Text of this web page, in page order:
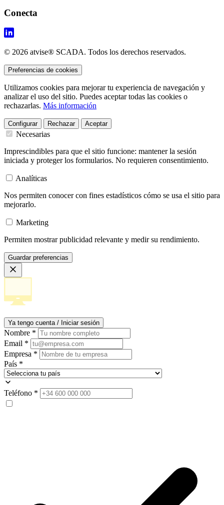
Conecta
© 2026 atvise® SCADA. Todos los derechos reservados.
Preferencias de cookies
Utilizamos cookies para mejorar tu experiencia de navegación y
analizar el uso del sitio. Puedes aceptar todas las cookies o
rechazarlas. Más información
Configurar Rechazar Aceptar
Necesarias
Imprescindibles para que el sitio funcione: mantener la sesión
iniciada y proteger los formularios. No requieren consentimiento.
Analíticas
Nos permiten conocer con fines estadísticos cómo se usa el sitio para
mejorarlo.
Marketing
Permiten mostrar publicidad relevante y medir su rendimiento.
Guardar preferencias
Ya tengo cuenta / Iniciar sesión
Nombre *
Email *
Empresa *
País *
Teléfono *